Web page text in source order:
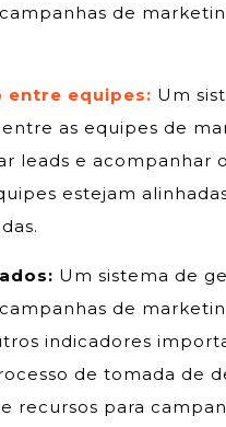
de
entre equipes: Um
as equipes de
leads e acompanhar
estejam
Um sistema de
de
indicadores
de tomada de
recursos para